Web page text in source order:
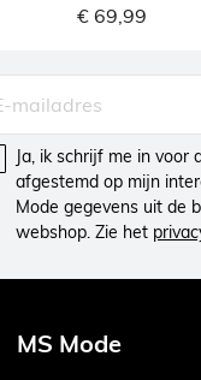
€ 69,99
Ja, ik schrijf me in
afgestemd op mijn
Mode gegevens uit de
webshop. Zie het
MS Mode